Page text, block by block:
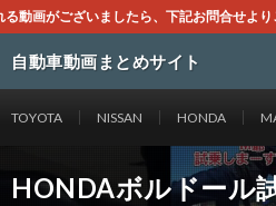
記お問合せよりご連絡ください。即刻
自動車動画まとめサイト
TOYOTA NISSAN HONDA
HONDAボルドール